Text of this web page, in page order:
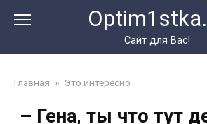
Сайт для Вас!
Главная » Это интересно
– Гена, ты что тут